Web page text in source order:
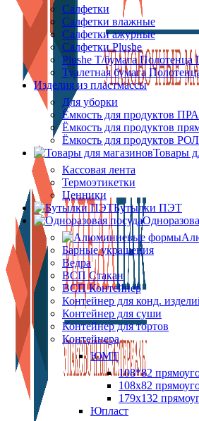
Салфетки
Салфетки влажные
Салфетки ажурные
Салфетки Plushe
Plushe Т/бумага Полотенца
Туалетная бумага
Изделия из пластмассы
Для уборки
Ёмкость для продуктов
Ёмкость для продуктов
Ёмкость для продуктов
Товары
Кассовая лента
Термоэтикетки
Ценники
Бутылки ПЭТ
Барные украшения
Ведра
ВСП Стакан
ВСП Контейнер
Контейнер для конд.
Контейнер для суши
Контейнер для тортов
Контейнера
ЮМТ
108*82
108х82
179х132
Юпласт